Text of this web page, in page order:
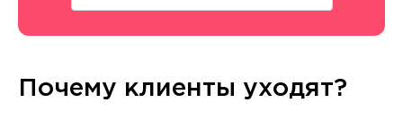
Почему клиенты уходят?